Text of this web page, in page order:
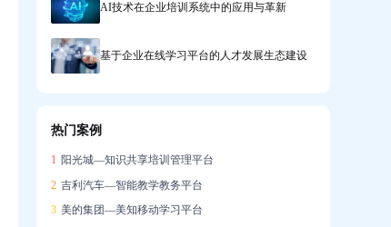
AI技术在企业培训系统中的应用与革新
基于企业在线学习平台的人才发展生态建设
热门案例
1 阳光城—知识共享培训管理平台
2 吉利汽车—智能教学教务平台
3 美的集团—美知移动学习平台